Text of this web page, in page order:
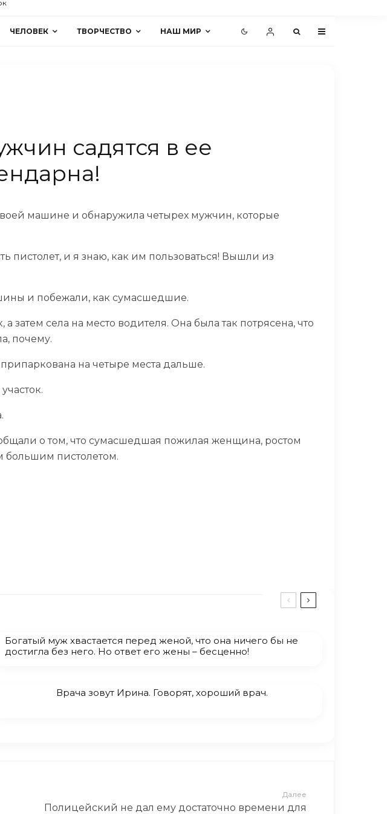
ЧЕЛОВЕК ТВОРЧЕСТВО НАШ МИР
садятся в ее
машине и обнаружила четырех мужчин, которые
пистолет, и я знаю, как им пользоваться! Вышли из
и побежали, как сумасшедшие.
затем села на место водителя. Она была так потрясена, что
почему.
на четыре места дальше.
о том, что сумасшедшая пожилая женщина, ростом
большим пистолетом.
Богатый муж хвастается перед женой, что она ничего бы не
достигла без него. Но ответ его жены – бесценно!
Врача зовут Ирина. Говорят, хороший врач.
Далее
Полицейский не дал ему достаточно времени для